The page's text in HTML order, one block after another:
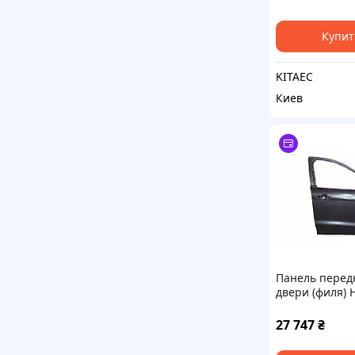
KITAEC
Киев
Панель
двери (филя)
HR-V 2016-
67111T7JH00ZZ
27 747₴